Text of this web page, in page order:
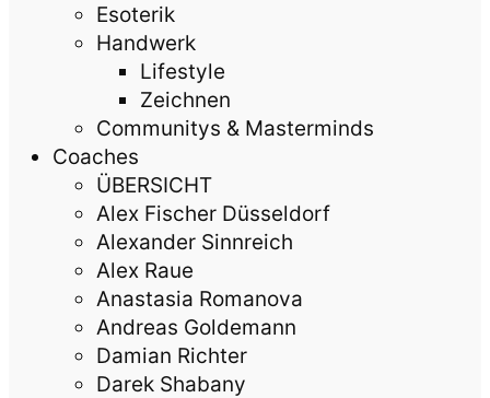
Esoterik
Handwerk
Lifestyle
Zeichnen
Communitys & Masterminds
Coaches
ÜBERSICHT
Alex Fischer Düsseldorf
Alexander Sinnreich
Alex Raue
Anastasia Romanova
Andreas Goldemann
Damian Richter
Darek Shabany